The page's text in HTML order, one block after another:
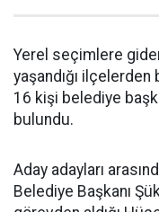
Yerel seçimlere
yaşandığı ilçelerden
16 kişi belediye
bulundu.
Aday adayları
Belediye Başkanı